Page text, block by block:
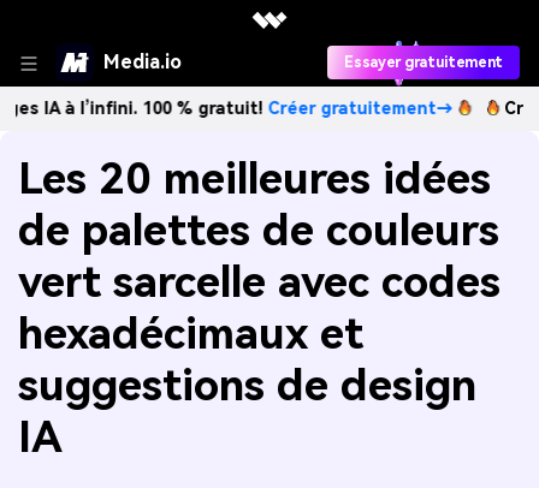
Media.io Essayer gratuitement
100 % gratuit!Créer gratuitement→ Créez des
Les 20 meilleures idées
de palettes de couleurs
vert sarcelle avec codes
hexadécimaux et
suggestions de design
IA